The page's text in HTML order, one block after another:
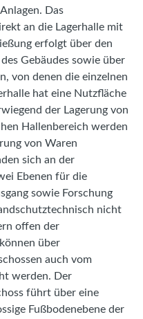
Das
an die Lagerhalle mit
erfolgt über den
Gebäudes sowie über
von denen die einzelnen
hat eine Nutzfläche
der Lagerung von
Hallenbereich werden
von Waren
sich an der
Ebenen für die
sowie Forschung
nicht
offen der
über
auch vom
werden. Der
führt über eine
Fußbodenebene der